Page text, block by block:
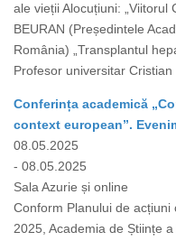
ale vieții Alocuțiuni: „Viitorul
BEURAN (Președintele
România) „Transplantul
Profesor universitar Cristian
Conferința academică
context european”.
08.05.2025
- 08.05.2025
Sala Azurie și online
Conform Planului de
2025, Academia de Științe